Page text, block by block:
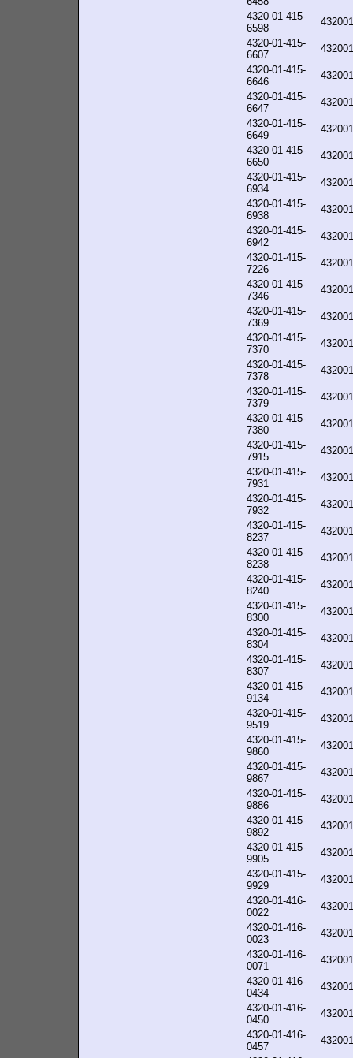
4320-01-415-
6598
4320-01-415-
6607
4320-01-415-
6646
4320-01-415-
6647
4320-01-415-
6649
4320-01-415-
6650
4320-01-415-
6934
4320-01-415-
6938
4320-01-415-
6942
4320-01-415-
7226
4320-01-415-
7346
4320-01-415-
7369
4320-01-415-
7370
4320-01-415-
7378
4320-01-415-
7379
4320-01-415-
7380
4320-01-415-
7915
4320-01-415-
7931
4320-01-415-
7932
4320-01-415-
8237
4320-01-415-
8238
4320-01-415-
8240
4320-01-415-
8300
4320-01-415-
8304
4320-01-415-
8307
4320-01-415-
9134
4320-01-415-
9519
4320-01-415-
9860
4320-01-415-
9867
4320-01-415-
9886
4320-01-415-
9892
4320-01-415-
9905
4320-01-415-
9929
4320-01-416-
0022
4320-01-416-
0023
4320-01-416-
0071
4320-01-416-
0434
4320-01-416-
0450
4320-01-416-
0457